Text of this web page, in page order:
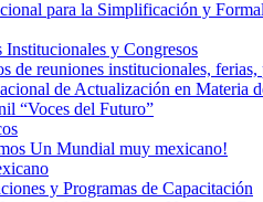
para la Simplificación y
Institucionales y Congresos
de reuniones institucionales, ferias,
de Actualización en Materia
“Voces del Futuro”
Un Mundial muy mexicano!
y Programas de Capacitación